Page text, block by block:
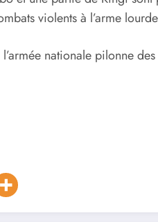
violents à l’arme
nationale pilonne